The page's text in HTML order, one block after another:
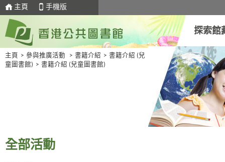
主頁 手機版
探索館
主頁 > 參與推廣活動 > 書籍介紹 > 書籍介紹 (兒
童圖書館) > 書籍介紹 (兒童圖書館)
全部活動